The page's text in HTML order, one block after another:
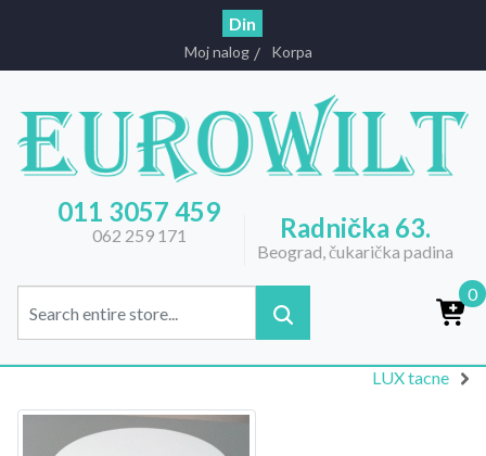
Din
Moj nalog Korpa
011 3057 459
062 259 171 Radnička 63.
Beograd, čukarička padina
0
LUX tacne